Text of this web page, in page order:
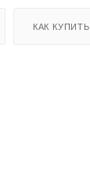
КАК КУПИТЬ